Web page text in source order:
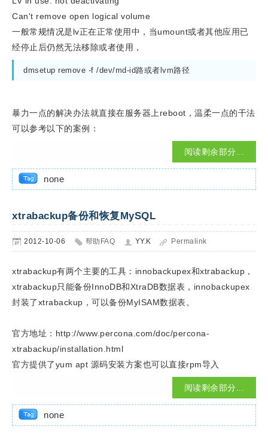
Can't remove open logical volume
一般常规情况是lv正在正常使用中，当umount或者其他应用已
经停止后仍然无法移除或者使用，
dmsetup remove -f /dev/md-id路或者lvm路径
暴力一点的解决办法就直接在服务器上reboot，温柔一点的干法
可以参考以下的案例：
阅读剩余部分...
none
xtrabackup备份和恢复MySQL
2012-10-06 帮助FAQ YY.K Permalink
xtrabackup有两个主要的工具：innobackupex和xtrabackup，
xtrabackup只能备份InnoDB和XtraDB数据表，innobackupex
封装了xtrabackup，可以备份MyISAM数据表。
官方地址：http://www.percona.com/doc/percona-
xtrabackup/installation.html
官方提供了yum apt 源码安装方案也可以直接rpm导入
阅读剩余部分...
none